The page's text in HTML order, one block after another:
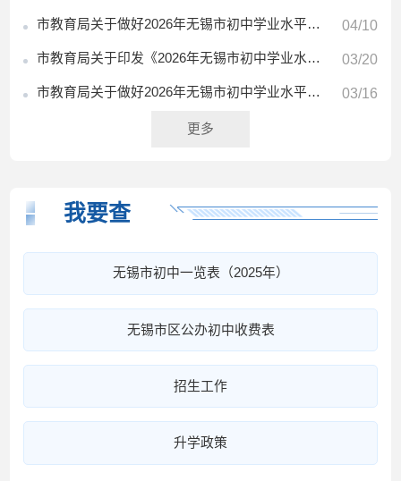
市教育局关于做好2026年无锡市初中学业水平考查工作的通知 04/10
市教育局关于印发《2026年无锡市初中学业水平考试体育考试方案》的通知 03/20
市教育局关于做好2026年无锡市初中学业水平考试艺术素质测评工作的通知 03/16
更多
我要查
无锡市初中一览表（2025年）
无锡市区公办初中收费表
招生工作
升学政策